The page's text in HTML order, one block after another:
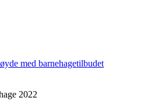
med barnehagetilbudet
2022